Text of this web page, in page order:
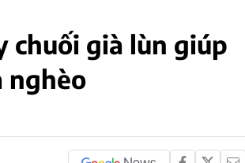
chuối già lùn giúp
nghèo